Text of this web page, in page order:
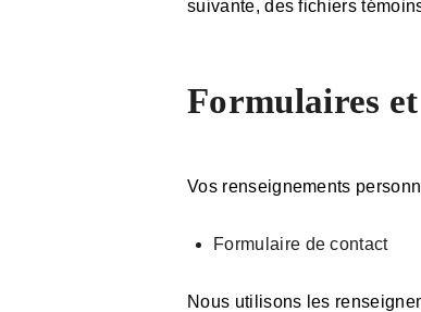
suivante, des fichiers
Formulaires
Vos renseignements
Formulaire de contact
Nous utilisons les